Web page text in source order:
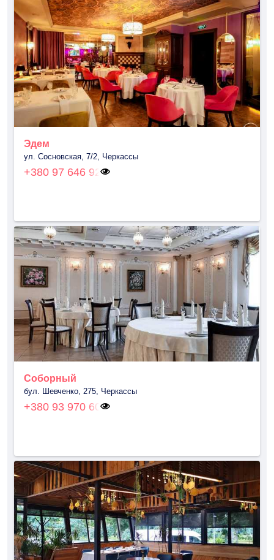
Эдем
ул. Сосновская, 7/2, Черкассы
+380 97 646 92
Соборный
бул. Шевченко, 275, Черкассы
+380 93 970 60